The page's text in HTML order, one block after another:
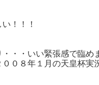
！！！
・・いい緊張感で臨め
０８年１月の天皇杯実